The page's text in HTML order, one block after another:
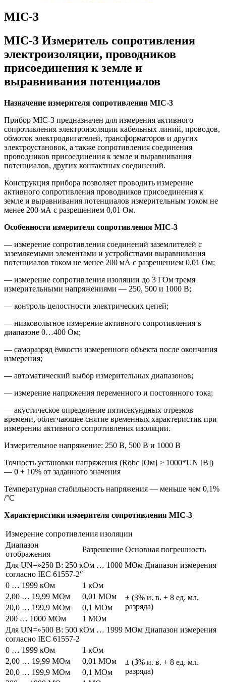
MIC-3
MIC-3 Измеритель сопротивления
электроизоляции, проводников
присоединения к земле и
выравнивания потенциалов
Назначение измерителя сопротивления MIC-3
Прибор MIC-3 предназначен для измерения активного
сопротивления электроизоляции кабельных линий, проводов,
обмоток электродвигателей, трансформаторов и других
электроустановок, а также сопротивления соединения
проводников присоединения к земле и выравнивания
потенциалов, других контактных соединений.
Конструкция прибора позволяет проводить измерение
активного сопротивления проводников присоединения к
земле и выравнивания потенциалов измерительным током не
менее 200 мА с разрешением 0,01 Ом.
Особенности измерителя сопротивления MIC-3
— измерение сопротивления соединений заземлителей с
заземляемыми элементами и устройствами выравнивания
потенциалов током не менее 200 мА с разрешением 0,01 Ом;
— измерение сопротивления изоляции до 3 ГОм тремя
измерительными напряжениями — 250, 500 и 1000 В;
— контроль целостности электрических цепей;
— низковольтное измерение активного сопротивления в
диапазоне 0…400 Ом;
— саморазряд ёмкости измеренного объекта после окончания
измерения;
— автоматический выбор измерительных диапазонов;
— измерение напряжения переменного и постоянного тока;
— акустическое определение пятисекундных отрезков
времени, облегчающее снятие временных характеристик при
измерении активного сопротивления изоляции.
Измерительное напряжение: 250 В, 500 В и 1000 В
Точность установки напряжения (Robc [Ом] ≥ 1000*UN [B])
— 0 + 10% от заданного значения
Температурная стабильность напряжения — меньше чем 0,1%
/°C
Характеристики измерителя сопротивления MIC-3
Измерение сопротивления изоляции
Диапазон
отображения
Разрешение Основная погрешность
Для UN=»250 В: 250 кОм … 1000 МОм Диапазон измерения
согласно IEC 61557-2″
0 … 1999 кОм
1 кОм
± (3% и. в. + 8 ед. мл.
разряда)
2,00 … 19,99 МОм
0,01 МОм
20,0 … 199,9 МОм
0,1 МОм
200 … 1000 МОм
1 МОм
Для UN=»500 В: 500 кОм … 1999 МОм Диапазон измерения
согласно IEC 61557-2
0 … 1999 кОм
1 кОм
± (3% и. в. + 8 ед. мл.
разряда)
2,00 … 19,99 МОм
0,01 МОм
20,0 … 199,9 МОм
0,1 МОм